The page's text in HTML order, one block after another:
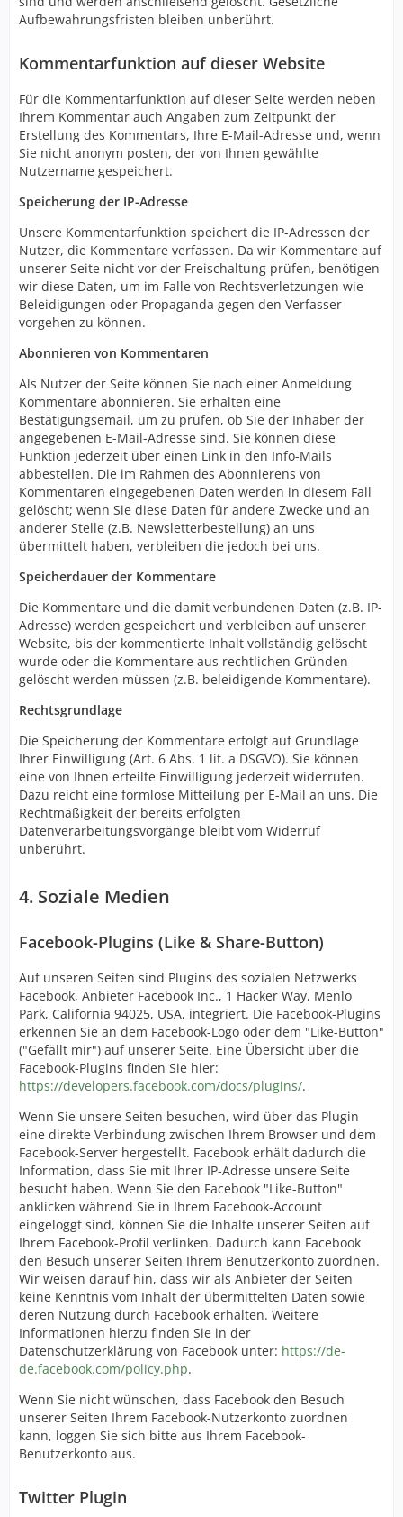
Aufbewahrungsfristen bleiben unberührt.
Kommentarfunktion auf dieser Website
Für die Kommentarfunktion auf dieser Seite werden neben
Ihrem Kommentar auch Angaben zum Zeitpunkt der
Erstellung des Kommentars, Ihre E-Mail-Adresse und, wenn
Sie nicht anonym posten, der von Ihnen gewählte
Nutzername gespeichert.
Speicherung der IP-Adresse
Unsere Kommentarfunktion speichert die IP-Adressen der
Nutzer, die Kommentare verfassen. Da wir Kommentare auf
unserer Seite nicht vor der Freischaltung prüfen, benötigen
wir diese Daten, um im Falle von Rechtsverletzungen wie
Beleidigungen oder Propaganda gegen den Verfasser
vorgehen zu können.
Abonnieren von Kommentaren
Als Nutzer der Seite können Sie nach einer Anmeldung
Kommentare abonnieren. Sie erhalten eine
Bestätigungsemail, um zu prüfen, ob Sie der Inhaber der
angegebenen E-Mail-Adresse sind. Sie können diese
Funktion jederzeit über einen Link in den Info-Mails
abbestellen. Die im Rahmen des Abonnierens von
Kommentaren eingegebenen Daten werden in diesem Fall
gelöscht; wenn Sie diese Daten für andere Zwecke und an
anderer Stelle (z.B. Newsletterbestellung) an uns
übermittelt haben, verbleiben die jedoch bei uns.
Speicherdauer der Kommentare
Die Kommentare und die damit verbundenen Daten (z.B. IP-
Adresse) werden gespeichert und verbleiben auf unserer
Website, bis der kommentierte Inhalt vollständig gelöscht
wurde oder die Kommentare aus rechtlichen Gründen
gelöscht werden müssen (z.B. beleidigende Kommentare).
Rechtsgrundlage
Die Speicherung der Kommentare erfolgt auf Grundlage
Ihrer Einwilligung (Art. 6 Abs. 1 lit. a DSGVO). Sie können
eine von Ihnen erteilte Einwilligung jederzeit widerrufen.
Dazu reicht eine formlose Mitteilung per E-Mail an uns. Die
Rechtmäßigkeit der bereits erfolgten
Datenverarbeitungsvorgänge bleibt vom Widerruf
unberührt.
4. Soziale Medien
Facebook-Plugins (Like & Share-Button)
Auf unseren Seiten sind Plugins des sozialen Netzwerks
Facebook, Anbieter Facebook Inc., 1 Hacker Way, Menlo
Park, California 94025, USA, integriert. Die Facebook-Plugins
erkennen Sie an dem Facebook-Logo oder dem "Like-Button"
("Gefällt mir") auf unserer Seite. Eine Übersicht über die
Facebook-Plugins finden Sie hier:
https://developers.facebook.com/docs/plugins/.
Wenn Sie unsere Seiten besuchen, wird über das Plugin
eine direkte Verbindung zwischen Ihrem Browser und dem
Facebook-Server hergestellt. Facebook erhält dadurch die
Information, dass Sie mit Ihrer IP-Adresse unsere Seite
besucht haben. Wenn Sie den Facebook "Like-Button"
anklicken während Sie in Ihrem Facebook-Account
eingeloggt sind, können Sie die Inhalte unserer Seiten auf
Ihrem Facebook-Profil verlinken. Dadurch kann Facebook
den Besuch unserer Seiten Ihrem Benutzerkonto zuordnen.
Wir weisen darauf hin, dass wir als Anbieter der Seiten
keine Kenntnis vom Inhalt der übermittelten Daten sowie
deren Nutzung durch Facebook erhalten. Weitere
Informationen hierzu finden Sie in der
Datenschutzerklärung von Facebook unter: https://de-
de.facebook.com/policy.php.
Wenn Sie nicht wünschen, dass Facebook den Besuch
unserer Seiten Ihrem Facebook-Nutzerkonto zuordnen
kann, loggen Sie sich bitte aus Ihrem Facebook-
Benutzerkonto aus.
Twitter Plugin